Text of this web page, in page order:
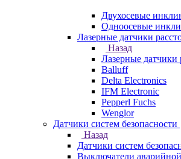
Двухосевые
Одноосевые
Лазерные датчики
Назад
Лазерные датчики
Balluff
Delta Electronics
IFM Electronic
Pepperl Fuchs
Wenglor
Датчики систем безопасности
Назад
Датчики систем
Выключатели